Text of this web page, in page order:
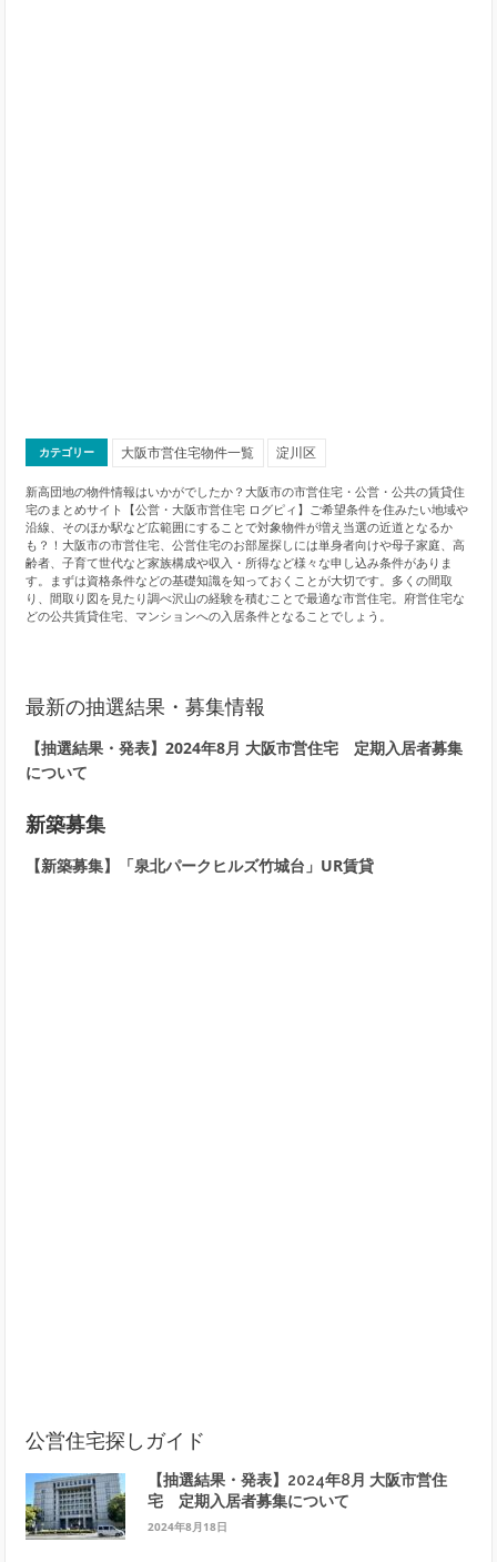
カテゴリー 大阪市営住宅物件一覧 淀川区
新高団地の物件情報はいかがでしたか？大阪市の市営住宅・公営・公共の賃貸住
宅のまとめサイト【公営・大阪市営住宅 ログピィ】ご希望条件を住みたい地域や
沿線、そのほか駅など広範囲にすることで対象物件が増え当選の近道となるか
も？！大阪市の市営住宅、公営住宅のお部屋探しには単身者向けや母子家庭、高
齢者、子育て世代など家族構成や収入・所得など様々な申し込み条件がありま
す。まずは資格条件などの基礎知識を知っておくことが大切です。多くの間取
り、間取り図を見たり調べ沢山の経験を積むことで最適な市営住宅。府営住宅な
どの公共賃貸住宅、マンションへの入居条件となることでしょう。
最新の抽選結果・募集情報
【抽選結果・発表】2024年8月 大阪市営住宅 定期入居者募集
について
新築募集
【新築募集】「泉北パークヒルズ竹城台」UR賃貸
公営住宅探しガイド
【抽選結果・発表】2024年8月 大阪市営住
宅 定期入居者募集について
2024年8月18日